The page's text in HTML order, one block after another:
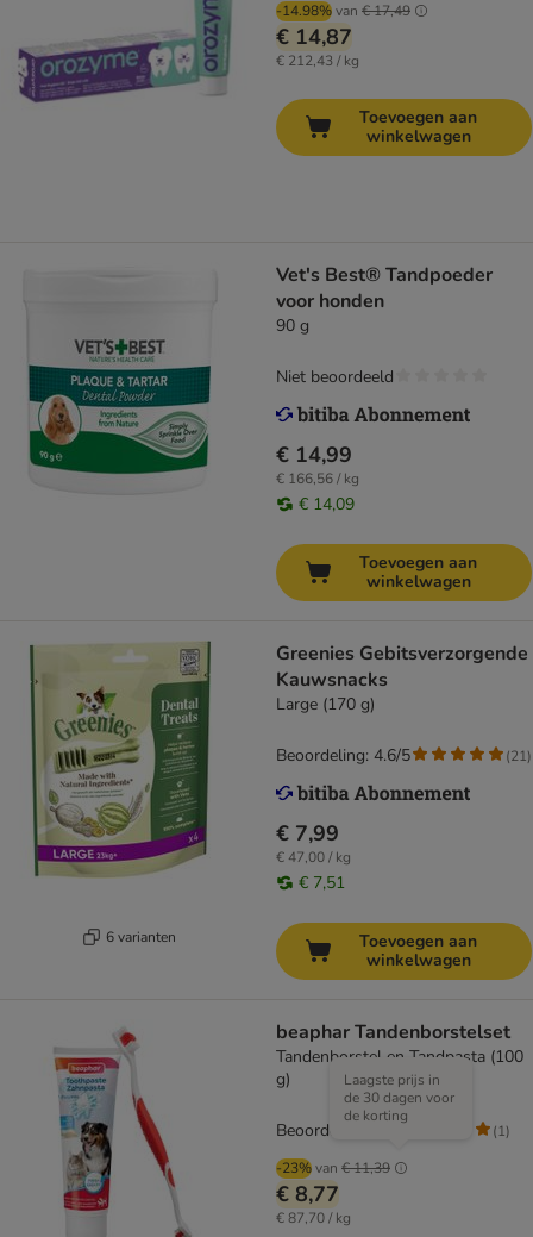
-14.98%van € 17,49
€ 14,87
€ 212,43 / kg
Toevoegen aan
winkelwagen
Vet's Best® Tandpoeder
voor honden
90 g
€ 14,99
€ 166,56 / kg
€ 14,09
Niet beoordeeld
Toevoegen aan
winkelwagen
6 varianten
Greenies Gebitsverzorgende
Kauwsnacks
Large (170 g)
€ 7,99
€ 47,00 / kg
€ 7,51
Beoordeling: 4.6/5 (21)
Toevoegen aan
winkelwagen
beaphar Tandenborstelset
Tandenborstel en Tandpasta (100
g)
-23%van € 11,39
Laagste prijs in
de 30 dagen voor
de korting
€ 8,77
€ 87,70 / kg
Beoordeling: 5/5 (1)